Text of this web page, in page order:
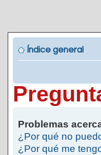
Índice general
Problemas
¿Por qué no
¿Por qué me